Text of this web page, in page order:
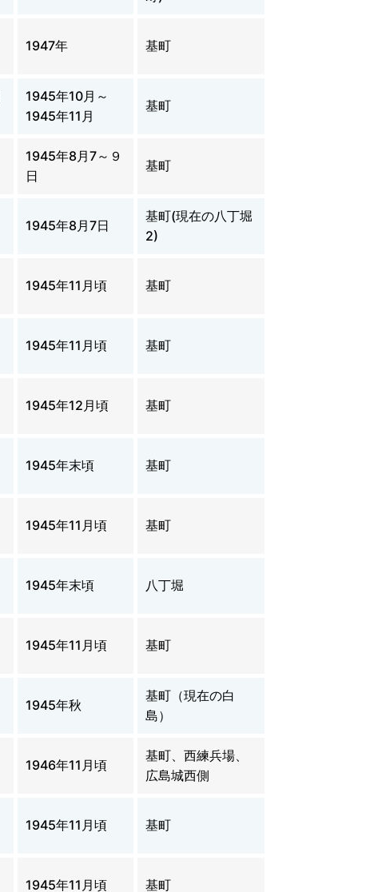
1947年 基町
1945年10月～
1945年11月
基町
1945年8月7～９
日
基町
1945年8月7日
基町(現在の八丁堀
2)
1945年11月頃 基町
1945年11月頃 基町
1945年12月頃 基町
1945年末頃 基町
1945年11月頃 基町
1945年末頃 八丁堀
1945年11月頃 基町
1945年秋
基町（現在の白
島）
1946年11月頃
基町、西練兵場、
広島城西側
1945年11月頃 基町
1945年11月頃 基町